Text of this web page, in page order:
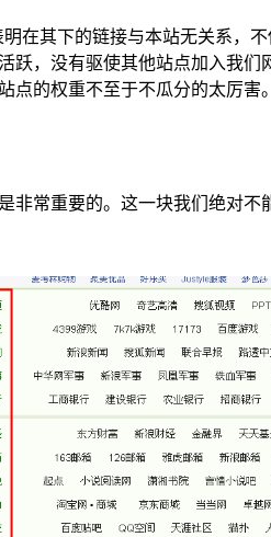
在其下的链接与本站无关系，
，没有驱使其他站点加入我
的权重不至于不瓜分的太厉
常重要的。这一块我们绝对不